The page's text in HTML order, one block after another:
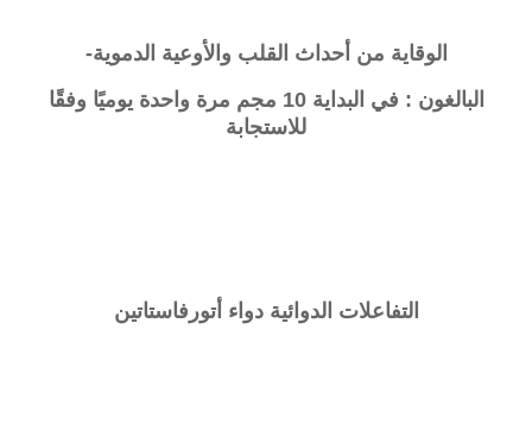
الوقاية من أحداث القلب والأوعية الدموية-
البالغون : في البداية 10 مجم مرة واحدة يوميًا وفقًا
للاستجابة
التفاعلات الدوائية دواء أتورفاستاتين